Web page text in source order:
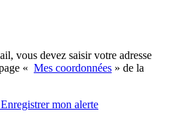
vous devez saisir votre adresse
« Mes coordonnées » de la
Enregistrermon alerte